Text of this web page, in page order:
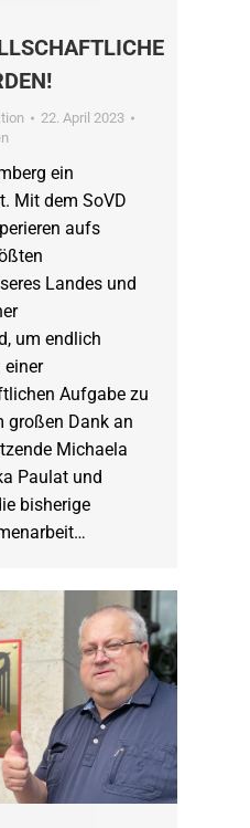
22. April 2023
ein
Mit dem SoVD
aufs
Landes und
um endlich
einer
Aufgabe zu
großen Dank an
Michaela
Paulat und
bisherige